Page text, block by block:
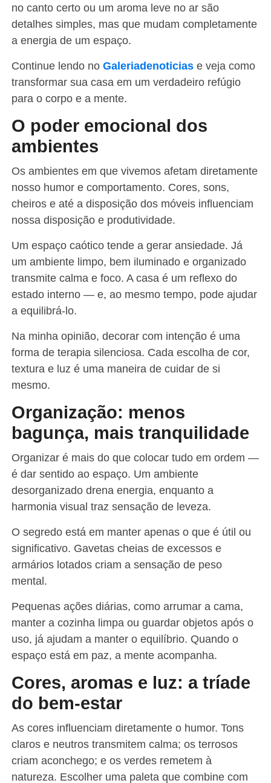
no canto certo ou um aroma leve no ar são
detalhes simples, mas que mudam completamente
a energia de um espaço.
Continue lendo no Galeriadenoticiase veja como
transformar sua casa em um verdadeiro refúgio
para o corpo e a mente.
O poder emocional dos
ambientes
Os ambientes em que vivemos afetam diretamente
nosso humor e comportamento. Cores, sons,
cheiros e até a disposição dos móveis influenciam
nossa disposição e produtividade.
Um espaço caótico tende a gerar ansiedade. Já
um ambiente limpo, bem iluminado e organizado
transmite calma e foco. A casa é um reflexo do
estado interno — e, ao mesmo tempo, pode ajudar
a equilibrá-lo.
Na minha opinião, decorar com intenção é uma
forma de terapia silenciosa. Cada escolha de cor,
textura e luz é uma maneira de cuidar de si
mesmo.
Organização: menos
bagunça, mais tranquilidade
Organizar é mais do que colocar tudo em ordem —
é dar sentido ao espaço. Um ambiente
desorganizado drena energia, enquanto a
harmonia visual traz sensação de leveza.
O segredo está em manter apenas o que é útil ou
significativo. Gavetas cheias de excessos e
armários lotados criam a sensação de peso
mental.
Pequenas ações diárias, como arrumar a cama,
manter a cozinha limpa ou guardar objetos após o
uso, já ajudam a manter o equilíbrio. Quando o
espaço está em paz, a mente acompanha.
Cores, aromas e luz: a tríade
do bem-estar
As cores influenciam diretamente o humor. Tons
claros e neutros transmitem calma; os terrosos
criam aconchego; e os verdes remetem à
natureza. Escolher uma paleta que combine com